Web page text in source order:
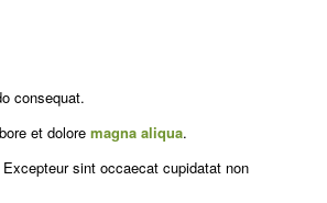
consequat.
et dolore magna aliqua.
sint occaecat cupidatat non